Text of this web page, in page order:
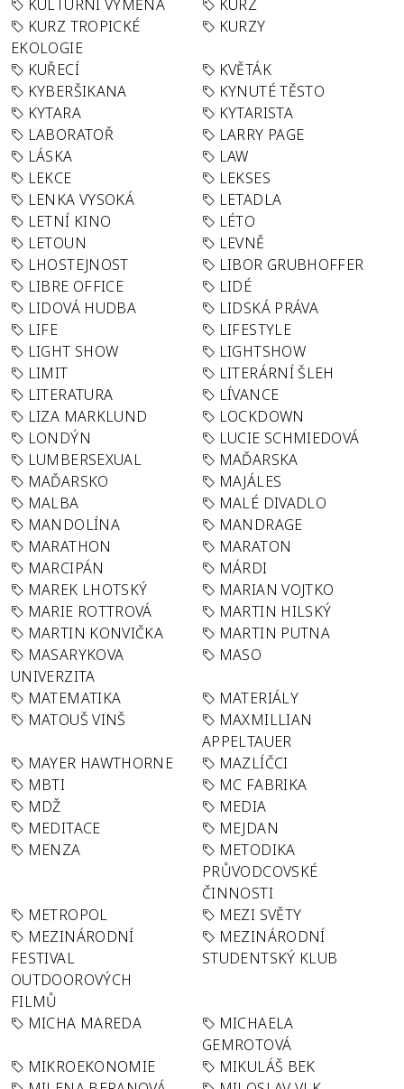
KULTURNÍ VÝMĚNA
KURZ
KURZ TROPICKÉ
EKOLOGIE
KURZY
KUŘECÍ
KVĚTÁK
KYBERŠIKANA
KYNUTÉ TĚSTO
KYTARA
KYTARISTA
LABORATOŘ
LARRY PAGE
LÁSKA
LAW
LEKCE
LEKSES
LENKA VYSOKÁ
LETADLA
LETNÍ KINO
LÉTO
LETOUN
LEVNĚ
LHOSTEJNOST
LIBOR GRUBHOFFER
LIBRE OFFICE
LIDÉ
LIDOVÁ HUDBA
LIDSKÁ PRÁVA
LIFE
LIFESTYLE
LIGHT SHOW
LIGHTSHOW
LIMIT
LITERÁRNÍ ŠLEH
LITERATURA
LÍVANCE
LIZA MARKLUND
LOCKDOWN
LONDÝN
LUCIE SCHMIEDOVÁ
LUMBERSEXUAL
MAĎARSKA
MAĎARSKO
MAJÁLES
MALBA
MALÉ DIVADLO
MANDOLÍNA
MANDRAGE
MARATHON
MARATON
MARCIPÁN
MÁRDI
MAREK LHOTSKÝ
MARIAN VOJTKO
MARIE ROTTROVÁ
MARTIN HILSKÝ
MARTIN KONVIČKA
MARTIN PUTNA
MASARYKOVA
UNIVERZITA
MASO
MATEMATIKA
MATERIÁLY
MATOUŠ VINŠ
MAXMILLIAN
APPELTAUER
MAYER HAWTHORNE
MAZLÍČCI
MBTI
MC FABRIKA
MDŽ
MEDIA
MEDITACE
MEJDAN
MENZA
METODIKA
PRŮVODCOVSKÉ
ČINNOSTI
METROPOL
MEZI SVĚTY
MEZINÁRODNÍ
FESTIVAL
OUTDOOROVÝCH
FILMŮ
MEZINÁRODNÍ
STUDENTSKÝ KLUB
MICHA MAREDA
MICHAELA
GEMROTOVÁ
MIKROEKONOMIE
MIKULÁŠ BEK